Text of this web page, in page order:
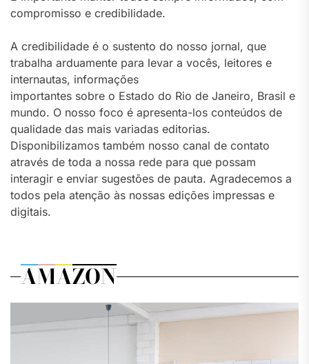
compromisso e credibilidade.
A credibilidade é o sustento do nosso jornal, que
trabalha arduamente para levar a vocês, leitores e
internautas, informações
importantes sobre o Estado do Rio de Janeiro, Brasil e
mundo. O nosso foco é apresenta-los conteúdos de
qualidade das mais variadas editorias.
Disponibilizamos também nosso canal de contato
através de toda a nossa rede para que possam
interagir e enviar sugestões de pauta. Agradecemos a
todos pela atenção às nossas edições impressas e
digitais.
AMAZON